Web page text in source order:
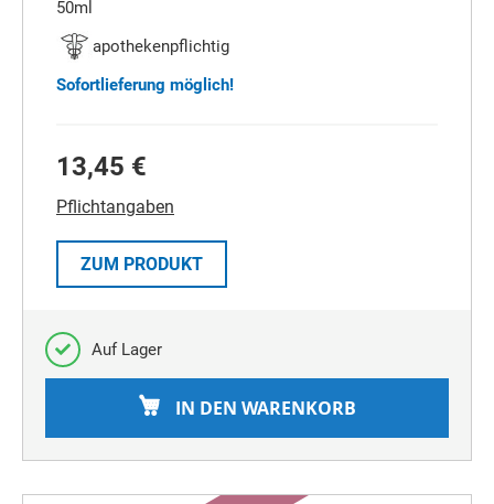
50ml
apothekenpflichtig
Sofortlieferung möglich!
13,45 €
Pflichtangaben
ZUM PRODUKT
Auf Lager
IN DEN WARENKORB